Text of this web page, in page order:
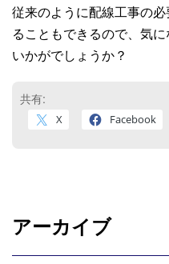
従来のように配線工事の
ることもできるので、気
いかがでしょうか？
共有:
X Facebook
アーカイブ